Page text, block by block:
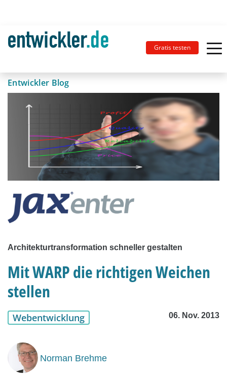
Gratis testen
Entwickler Blog
Architekturtransformation schneller gestalten
Mit WARP die richtigen Weichen
stellen
Webentwicklung 06. Nov. 2013
Norman Brehme